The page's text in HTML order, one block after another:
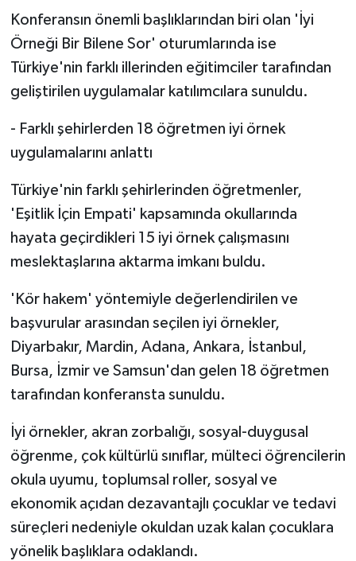
Konferansın önemli başlıklarından biri olan 'İyi
Örneği Bir Bilene Sor' oturumlarında ise
Türkiye'nin farklı illerinden eğitimciler tarafından
geliştirilen uygulamalar katılımcılara sunuldu.
- Farklı şehirlerden 18 öğretmen iyi örnek
uygulamalarını anlattı
Türkiye'nin farklı şehirlerinden öğretmenler,
'Eşitlik İçin Empati' kapsamında okullarında
hayata geçirdikleri 15 iyi örnek çalışmasını
meslektaşlarına aktarma imkanı buldu.
'Kör hakem' yöntemiyle değerlendirilen ve
başvurular arasından seçilen iyi örnekler,
Diyarbakır, Mardin, Adana, Ankara, İstanbul,
Bursa, İzmir ve Samsun'dan gelen 18 öğretmen
tarafından konferansta sunuldu.
İyi örnekler, akran zorbalığı, sosyal-duygusal
öğrenme, çok kültürlü sınıflar, mülteci öğrencilerin
okula uyumu, toplumsal roller, sosyal ve
ekonomik açıdan dezavantajlı çocuklar ve tedavi
süreçleri nedeniyle okuldan uzak kalan çocuklara
yönelik başlıklara odaklandı.